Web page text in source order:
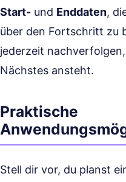
Start- und Enddaten,
über den Fortschritt zu
jederzeit
Nächstes ansteht.
Praktische
Stell dir vor, du planst